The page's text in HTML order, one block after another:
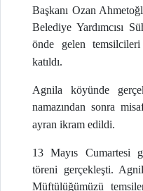
Başkanı Ozan
Belediye Yardımcısı
önde gelen
katıldı.
Agnila köyünde
namazından sonra
ayran ikram edildi.
13 Mayıs Cumartesi
töreni gerçekleşti.
Müftülüğümüzü